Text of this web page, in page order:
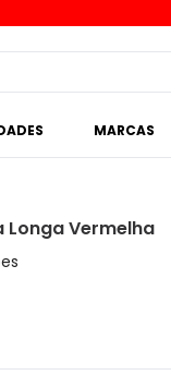
MARCAS
Longa Vermelha